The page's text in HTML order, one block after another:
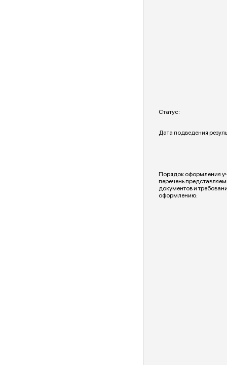
Статус:
Дата подведения
Порядок оформления
перечень
документов и
оформлению: